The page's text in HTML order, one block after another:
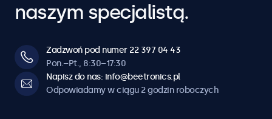
naszym specjalistą.
Zadzwoń pod numer 22 397 04 43
Pon.–Pt., 8:30–17:30
Napisz do nas: info@beetronics.pl
Odpowiadamy w ciągu 2 godzin roboczych